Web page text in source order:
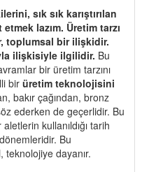
sık sık karıştırılan
lazım. Üretim tarzı
toplumsal bir ilişkidir.
ilişkisiyle ilgilidir. Bu
bir üretim tarzını
bir üretim teknolojisini
bakır çağından, bronz
ederken de geçerlidir. Bu
kullanıldığı tarih
Bu
teknolojiye dayanır.